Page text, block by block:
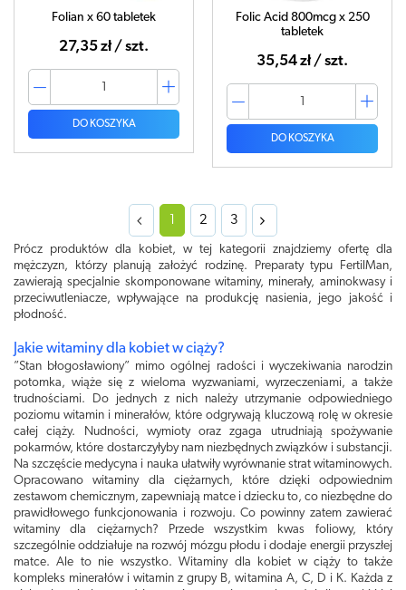
Folian x 60 tabletek
27,35 zł / szt.
DO KOSZYKA
Folic Acid 800mcg x 250
tabletek
35,54 zł / szt.
DO KOSZYKA
1 2 3
Prócz produktów dla kobiet, w tej kategorii znajdziemy ofertę dla
mężczyzn, którzy planują założyć rodzinę. Preparaty typu FertilMan,
zawierają specjalnie skomponowane witaminy, minerały, aminokwasy i
przeciwutleniacze, wpływające na produkcję nasienia, jego jakość i
płodność.
Jakie witaminy dla kobiet w ciąży?
”Stan błogosławiony” mimo ogólnej radości i wyczekiwania narodzin
potomka, wiąże się z wieloma wyzwaniami, wyrzeczeniami, a także
trudnościami. Do jednych z nich należy utrzymanie odpowiedniego
poziomu witamin i minerałów, które odgrywają kluczową rolę w okresie
całej ciąży. Nudności, wymioty oraz zgaga utrudniają spożywanie
pokarmów, które dostarczyłyby nam niezbędnych związków i substancji.
Na szczęście medycyna i nauka ułatwiły wyrównanie strat witaminowych.
Opracowano witaminy dla ciężarnych, które dzięki odpowiednim
zestawom chemicznym, zapewniają matce i dziecku to, co niezbędne do
prawidłowego funkcjonowania i rozwoju. Co powinny zatem zawierać
witaminy dla ciężarnych? Przede wszystkim kwas foliowy, który
szczególnie oddziałuje na rozwój mózgu płodu i dodaje energii przyszłej
matce. Ale to nie wszystko. Witaminy dla kobiet w ciąży to także
kompleks minerałów i witamin z grupy B, witamina A, C, D i K. Każda z